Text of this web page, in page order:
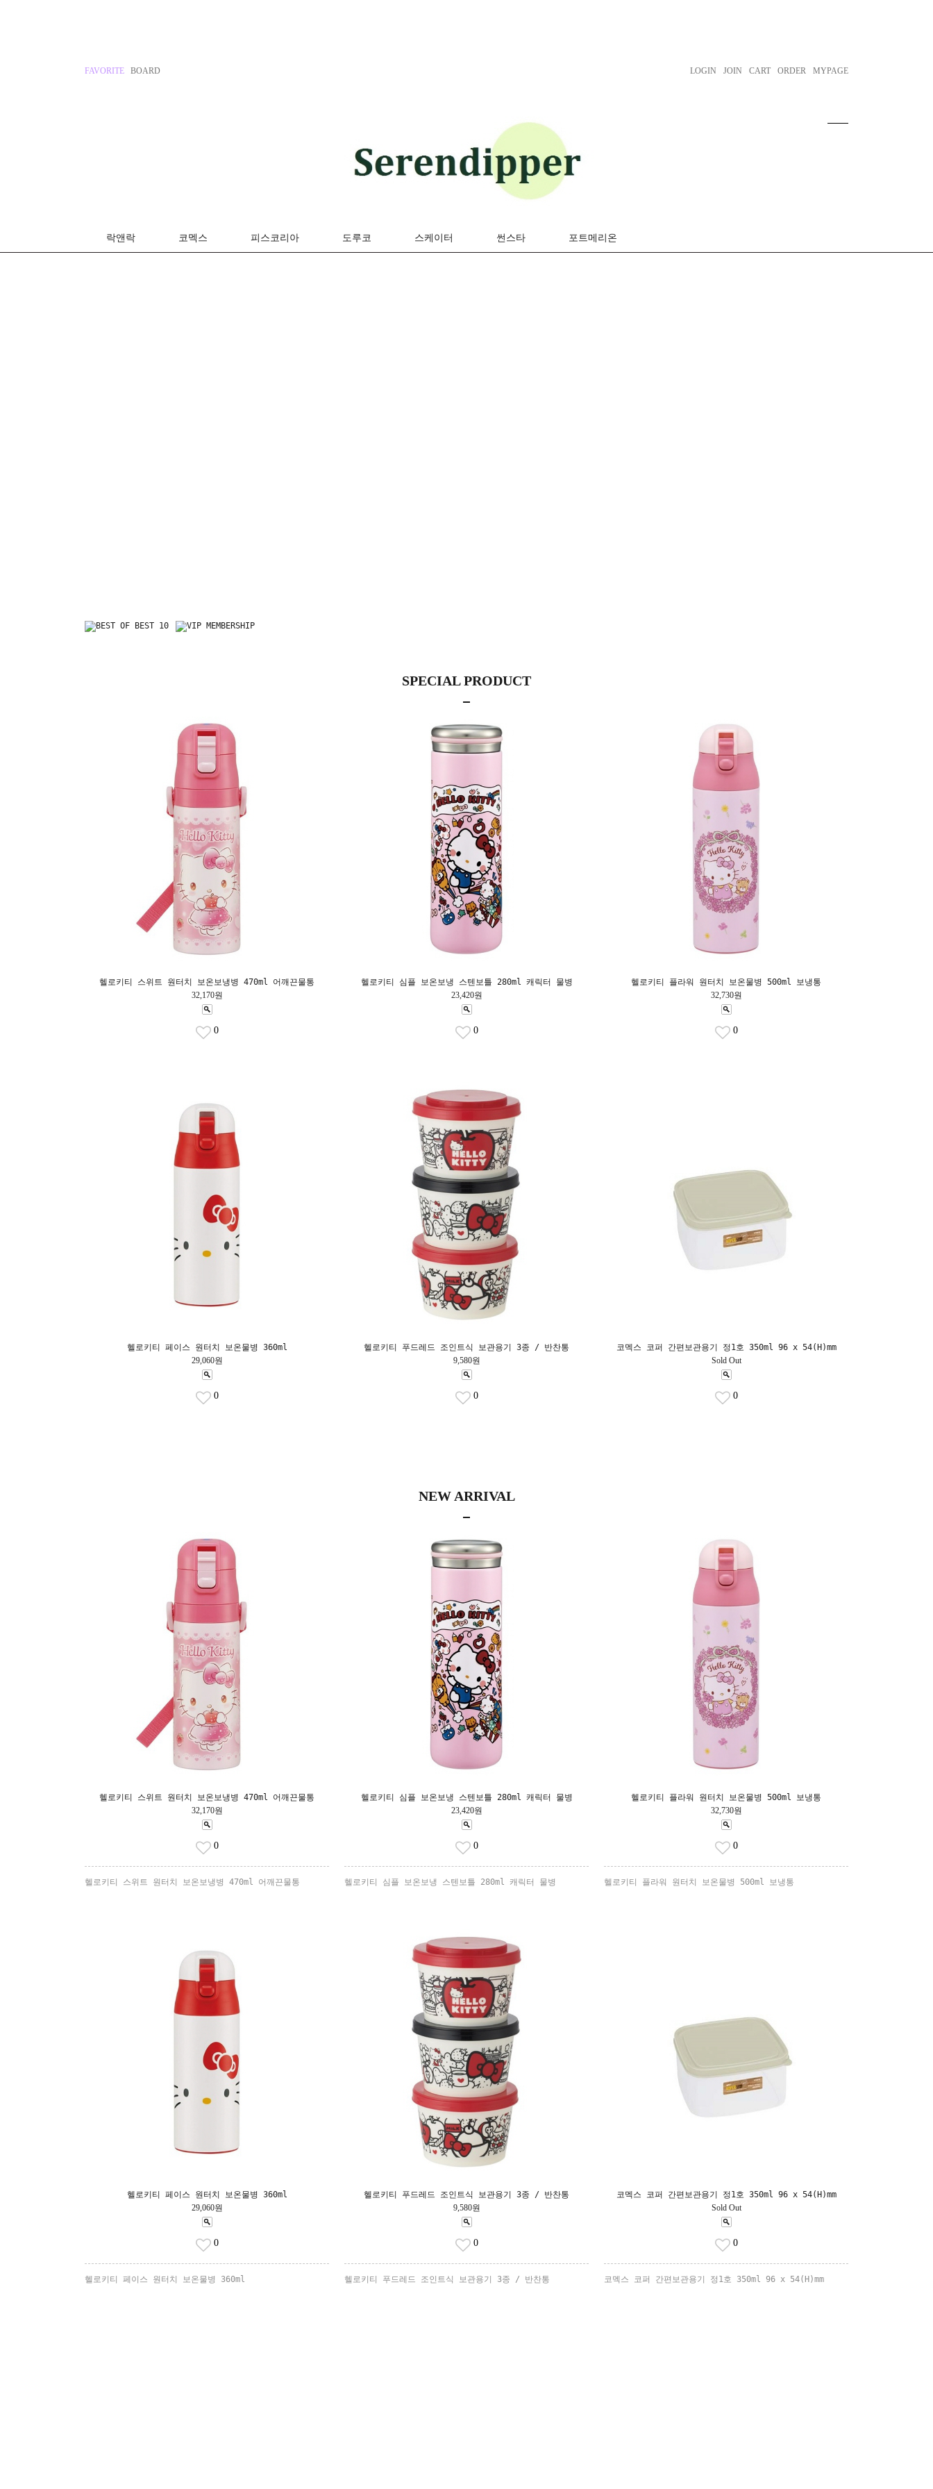
FAVORITE BOARD LOGIN JOIN CART ORDER MYPAGE
락앤락 코멕스 피스코리아 도루코 스케이터 썬스타 포트메리온
SPECIAL PRODUCT
헬로키티 스위트 원터치 보온보냉병 470ml 어깨끈물통
32,170원
0
헬로키티 심플 보온보냉 스텐보틀 280ml 캐릭터 물병
23,420원
0
헬로키티 플라워 원터치 보온물병 500ml 보냉통
32,730원
0
헬로키티 페이스 원터치 보온물병 360ml
29,060원
0
헬로키티 푸드레드 조인트식 보관용기 3종 / 반찬통
9,580원
0
코멕스 코퍼 간편보관용기 정1호 350ml 96 x 54(H)mm
Sold Out
0
NEW ARRIVAL
헬로키티 스위트 원터치 보온보냉병 470ml 어깨끈물통
32,170원
0
헬로키티 스위트 원터치 보온보냉병 470ml 어깨끈물통
헬로키티 심플 보온보냉 스텐보틀 280ml 캐릭터 물병
23,420원
0
헬로키티 심플 보온보냉 스텐보틀 280ml 캐릭터 물병
헬로키티 플라워 원터치 보온물병 500ml 보냉통
32,730원
0
헬로키티 플라워 원터치 보온물병 500ml 보냉통
헬로키티 페이스 원터치 보온물병 360ml
29,060원
0
헬로키티 페이스 원터치 보온물병 360ml
헬로키티 푸드레드 조인트식 보관용기 3종 / 반찬통
9,580원
0
헬로키티 푸드레드 조인트식 보관용기 3종 / 반찬통
코멕스 코퍼 간편보관용기 정1호 350ml 96 x 54(H)mm
Sold Out
0
코멕스 코퍼 간편보관용기 정1호 350ml 96 x 54(H)mm